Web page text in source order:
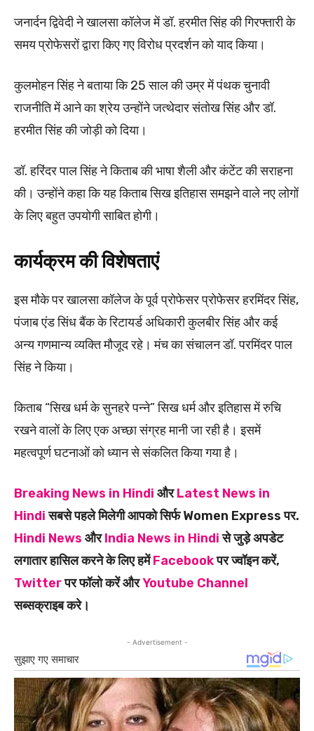
जनार्दन द्विवेदी ने खालसा कॉलेज में डॉ. हरमीत सिंह की गिरफ्तारी के
समय प्रोफेसरों द्वारा किए गए विरोध प्रदर्शन को याद किया।
कुलमोहन सिंह ने बताया कि 25 साल की उम्र में पंथक चुनावी
राजनीति में आने का श्रेय उन्होंने जत्थेदार संतोख सिंह और डॉ.
हरमीत सिंह की जोड़ी को दिया।
डॉ. हरिंदर पाल सिंह ने किताब की भाषा शैली और कंटेंट की सराहना
की। उन्होंने कहा कि यह किताब सिख इतिहास समझने वाले नए लोगों
के लिए बहुत उपयोगी साबित होगी।
कार्यक्रम की विशेषताएं
इस मौके पर खालसा कॉलेज के पूर्व प्रोफेसर प्रोफेसर हरमिंदर सिंह,
पंजाब एंड सिंध बैंक के रिटायर्ड अधिकारी कुलबीर सिंह और कई
अन्य गणमान्य व्यक्ति मौजूद रहे। मंच का संचालन डॉ. परमिंदर पाल
सिंह ने किया।
किताब “सिख धर्म के सुनहरे पन्ने” सिख धर्म और इतिहास में रुचि
रखने वालों के लिए एक अच्छा संग्रह मानी जा रही है। इसमें
महत्वपूर्ण घटनाओं को ध्यान से संकलित किया गया है।
Breaking News in Hindi औरLatest News in
Hindiसबसे पहले मिलेगी आपको सिर्फ Women Express पर.
Hindi News औरIndia News in Hindiसे जुड़े अपडेट
लगातार हासिल करने के लिए हमेंFacebookपर ज्वॉइन करें,
Twitterपर फॉलो करें औरYoutube Channel
सब्सक्राइब करे।
- Advertisement -